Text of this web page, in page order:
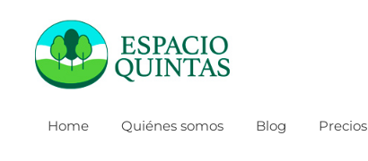
Home Quiénes somos Blog Precios